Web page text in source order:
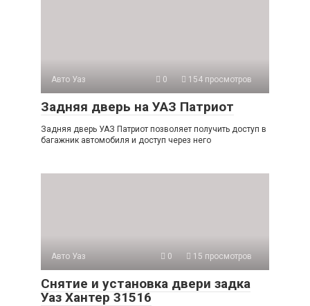
Авто Уаз 0 154 просмотров
Задняя дверь на УАЗ Патриот
Задняя дверь УАЗ Патриот позволяет получить доступ в
багажник автомобиля и доступ через него
Авто Уаз 0 15 просмотров
Снятие и установка двери задка
Уаз Хантер 31516